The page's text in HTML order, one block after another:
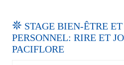
STAGE BIEN-ÊTRE
PERSONNEL: RIRE ET
PACIFLORE